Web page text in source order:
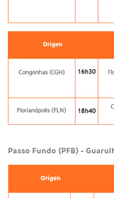
Passo Fundo (PFB) -